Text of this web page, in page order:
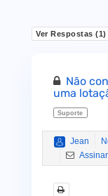
Ver Respostas (1)
Não
uma
Suporte
Jean